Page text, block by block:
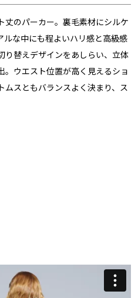
丈のパーカー。裏毛素材にシルケ
ルな中にも程よいハリ感と高級感
り替えデザインをあしらい、立体
ウエスト位置が高く見えるショ
スともバランスよく決まり、ス